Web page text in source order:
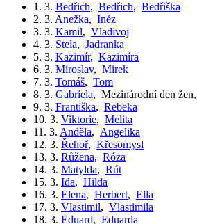
1. 3. Bedřich, Bedřich, Bedřiška
2. 3. Anežka, Inéz
3. 3. Kamil, Vladivoj
4. 3. Stela, Jadranka
5. 3. Kazimír, Kazimíra
6. 3. Miroslav, Mirek
7. 3. Tomáš, Tom
8. 3. Gabriela, Mezinárodní den žen,
9. 3. Františka, Rebeka
10. 3. Viktorie, Melita
11. 3. Anděla, Angelika
12. 3. Řehoř, Křesomysl
13. 3. Růžena, Róza
14. 3. Matylda, Rút
15. 3. Ida, Hilda
16. 3. Elena, Herbert, Ella
17. 3. Vlastimil, Vlastimila
18. 3. Eduard, Eduarda